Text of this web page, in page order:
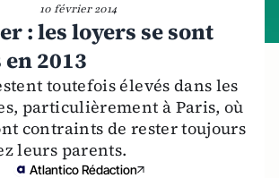
10 février 2014
: les loyers se sont
2013
toutefois élevés dans les
particulièrement à Paris, où
contraints de rester toujours
leurs parents.
Atlantico Rédaction